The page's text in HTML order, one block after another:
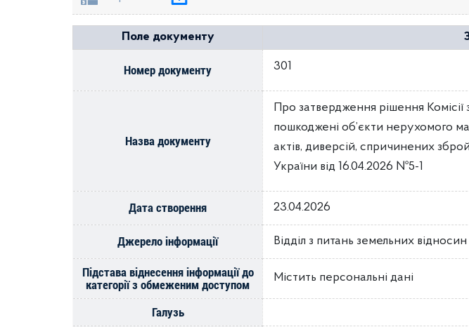
Поле документу
Номер документу 301
Назва документу
Про затвердження рішення Комісії
пошкоджені об’єкти нерухомого
актів, диверсій, спричинених
України від 16.04.2026 №5-1
Дата створення 23.04.2026
Джерело інформації Відділ з питань земельних
Підстава віднесення інформації до
категорії з обмеженим доступом Містить персональні дані
Галузь